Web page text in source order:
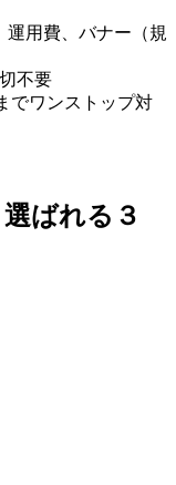
用費、バナー（規
不要
でワンストップ対
選ばれる３